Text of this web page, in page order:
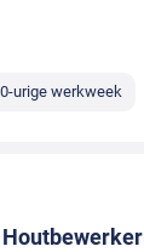
urige werkweek